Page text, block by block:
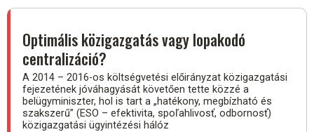
MEGYEI
Optimális közigazgatás vagy lopakodó
centralizáció?
A 2014 – 2016-os költségvetési előirányzat közigazgatási
fejezetének jóváhagyását követően tette közzé a
belügyminiszter, hol is tart a „hatékony, megbízható és
szakszerű” (ESO – efektivita, spoľahlivosť, odbornosť)
közigazgatási ügyintézési hálóz